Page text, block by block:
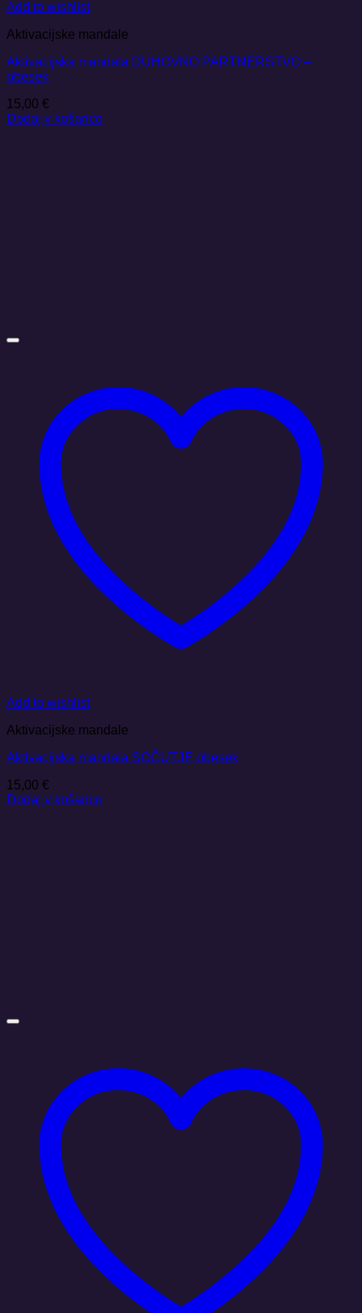
Add to wishlist
Aktivacijske mandale
Aktivacijska mandala DUHOVNO PARTNERSTVO –
obesek
15,00 €
Dodaj v košarico
Add to wishlist
Aktivacijske mandale
Aktivacijska mandala SOČUTJE obesek
15,00 €
Dodaj v košarico